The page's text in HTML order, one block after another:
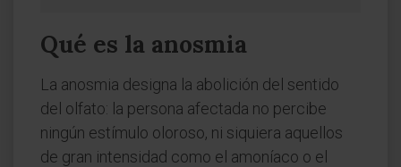
Qué es la anosmia
La anosmia designa la abolición del sentido
del olfato: la persona afectada no percibe
ningún estímulo oloroso, ni siquiera aquellos
de gran intensidad como el amoníaco o el